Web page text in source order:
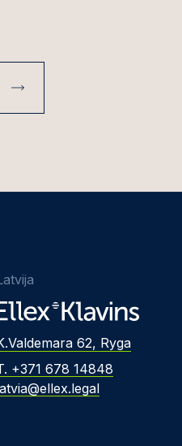
62, Ryga
+371 678 14848